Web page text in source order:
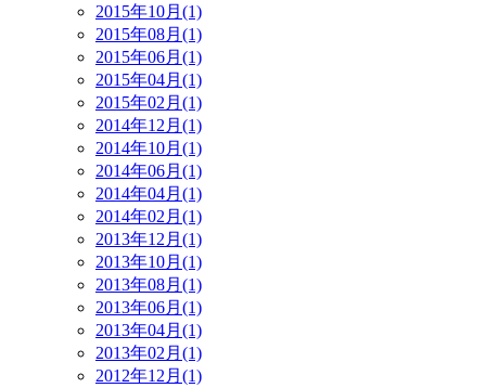
2015年10月(1)
2015年08月(1)
2015年06月(1)
2015年04月(1)
2015年02月(1)
2014年12月(1)
2014年10月(1)
2014年06月(1)
2014年04月(1)
2014年02月(1)
2013年12月(1)
2013年10月(1)
2013年08月(1)
2013年06月(1)
2013年04月(1)
2013年02月(1)
2012年12月(1)